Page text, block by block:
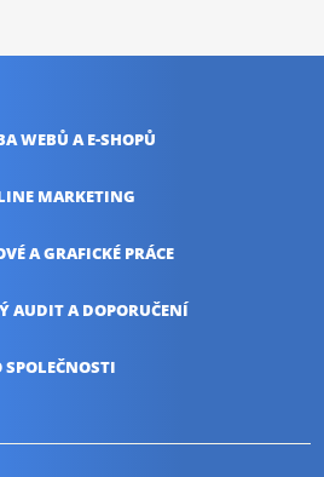
WEBŮ A E-SHOPŮ
MARKETING
AGRAFICKÉ PRÁCE
AUDITA DOPORUČENÍ
SPOLEČNOSTI